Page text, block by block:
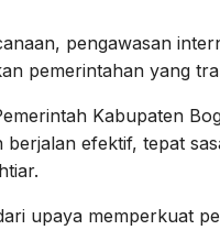
pengawasan
pemerintahan yang
Kabupaten
efektif, tepat
upaya memperkuat